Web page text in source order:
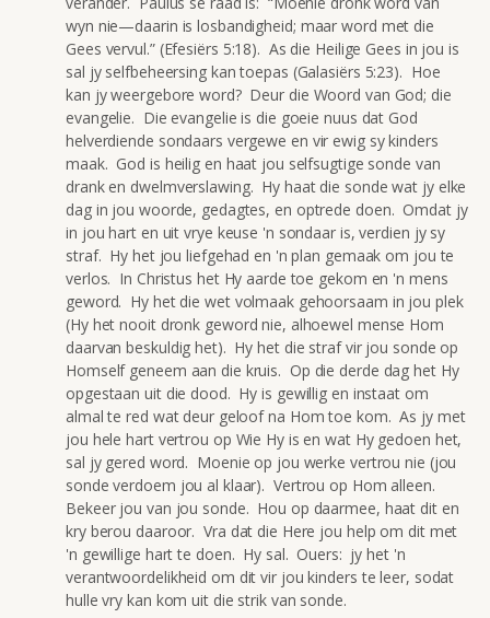
wyn nie—daarin is losbandigheid; maar word met die
Gees vervul.” (Efesiërs 5:18). As die Heilige Gees in jou is
sal jy selfbeheersing kan toepas (Galasiërs 5:23). Hoe
kan jy weergebore word? Deur die Woord van God; die
evangelie. Die evangelie is die goeie nuus dat God
helverdiende sondaars vergewe en vir ewig sy kinders
maak. God is heilig en haat jou selfsugtige sonde van
drank en dwelmverslawing. Hy haat die sonde wat jy elke
dag in jou woorde, gedagtes, en optrede doen. Omdat jy
in jou hart en uit vrye keuse 'n sondaar is, verdien jy sy
straf. Hy het jou liefgehad en 'n plan gemaak om jou te
verlos. In Christus het Hy aarde toe gekom en 'n mens
geword. Hy het die wet volmaak gehoorsaam in jou plek
(Hy het nooit dronk geword nie, alhoewel mense Hom
daarvan beskuldig het). Hy het die straf vir jou sonde op
Homself geneem aan die kruis. Op die derde dag het Hy
opgestaan uit die dood. Hy is gewillig en instaat om
almal te red wat deur geloof na Hom toe kom. As jy met
jou hele hart vertrou op Wie Hy is en wat Hy gedoen het,
sal jy gered word. Moenie op jou werke vertrou nie (jou
sonde verdoem jou al klaar). Vertrou op Hom alleen.
Bekeer jou van jou sonde. Hou op daarmee, haat dit en
kry berou daaroor. Vra dat die Here jou help om dit met
'n gewillige hart te doen. Hy sal. Ouers: jy het 'n
verantwoordelikheid om dit vir jou kinders te leer, sodat
hulle vry kan kom uit die strik van sonde.